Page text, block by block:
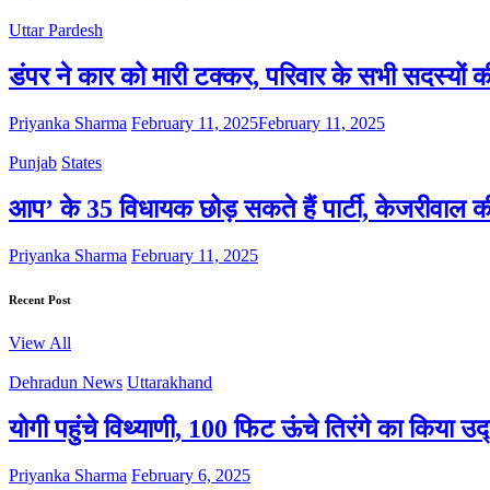
Uttar Pardesh
डंपर ने कार को मारी टक्कर, परिवार के सभी सदस्यों
Priyanka Sharma February 11, 2025February 11, 2025
Punjab States
आप’ के 35 विधायक छोड़ सकते हैं पार्टी, केजरीवाल
Priyanka Sharma February 11, 2025
Recent Post
View All
Dehradun News Uttarakhand
योगी पहुंचे विथ्याणी, 100 फिट ऊंचे तिरंगे का किया
Priyanka Sharma February 6, 2025